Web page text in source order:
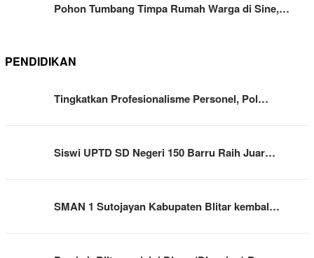
Pohon Tumbang Timpa Rumah Warga di Sine,…
PENDIDIKAN
Tingkatkan Profesionalisme Personel, Pol…
Siswi UPTD SD Negeri 150 Barru Raih Juar…
SMAN 1 Sutojayan Kabupaten Blitar kembal…